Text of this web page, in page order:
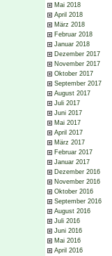
Mai 2018
April 2018
März 2018
Februar 2018
Januar 2018
Dezember 2017
November 2017
Oktober 2017
September 2017
August 2017
Juli 2017
Juni 2017
Mai 2017
April 2017
März 2017
Februar 2017
Januar 2017
Dezember 2016
November 2016
Oktober 2016
September 2016
August 2016
Juli 2016
Juni 2016
Mai 2016
April 2016